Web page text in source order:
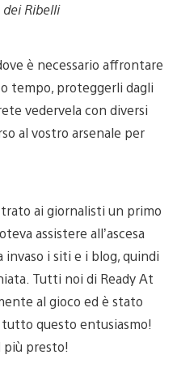
Ribelli
è necessario affrontare
tempo, proteggerli dagli
vedervela con diversi
al vostro arsenale per
ai giornalisti un primo
assistere all’ascesa
invaso i siti e i blog, quindi
Tutti noi di Ready At
al gioco ed è stato
tutto questo entusiasmo!
più presto!